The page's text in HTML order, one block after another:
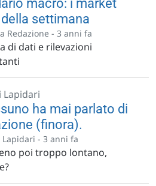
macro: i market
settimana
Redazione - 3 anni fa
di dati e rilevazioni
Lapidari
ha mai parlato di
(finora).
Lapidari - 3 anni fa
poi troppo lontano,